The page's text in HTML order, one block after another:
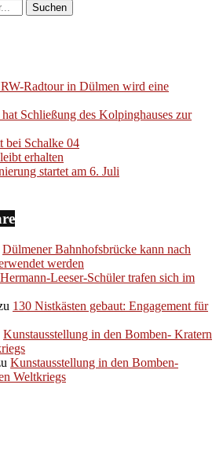
Radtour in Dülmen wird eine
Schließung des Kolpinghauses zur
bei Schalke 04
erhalten
startet am 6. Juli
Dülmener Bahnhofsbrücke kann nach
werden
Leeser-Schüler trafen sich im
130 Nistkästen gebaut: Engagement für
Kunstausstellung in den Bomben- Kratern
Kunstausstellung in den Bomben-
Weltkriegs